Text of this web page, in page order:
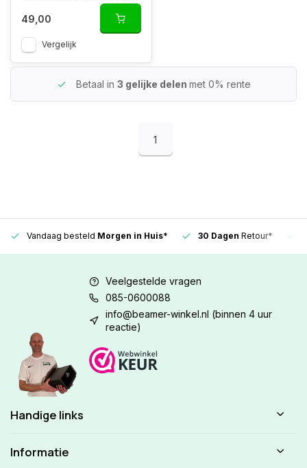
49,00
Vergelijk
Betaal in 3 gelijke delen met 0% rente
1
Vandaag besteld Morgen in Huis* 30 Dagen Retour*
Veelgestelde vragen
085-0600088
info@beamer-winkel.nl (binnen 4 uur
reactie)
Handige links
Informatie